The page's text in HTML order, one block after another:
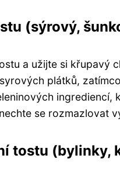
(sýrový,
a užijte si křupavý
plátků,
se rozmazlovat
tostu (bylinky,